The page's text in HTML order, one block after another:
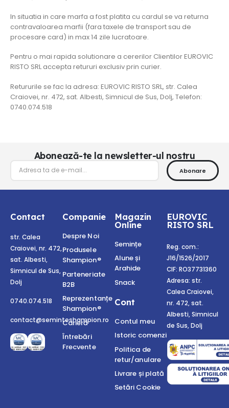
In situatia in care marfa a fost platita cu cardul se va returna
contravaloarea marfii (fara taxele de transport sau de
procesare card) in max 14 zile lucratoare.
Pentru o mai rapida solutionare a cererilor Clientilor EUROVIC
RISTO SRL accepta retururi exclusiv prin curier.
Retururile se fac la adresa: EUROVIC RISTO SRL, str. Calea
Craiovei, nr. 472, sat. Albesti, Simnicul de Sus, Dolj, Telefon:
0740.074.518
Abonează-te la newsletter-ul nostru
Abonare
Contact
str. Calea
Craiovei, nr. 472,
sat. Albesti,
Simnicul de Sus,
Dolj
0740.074.518
contact@seminteshampion.ro
Companie
Despre Noi
Produsele
Shampion®
Parteneriate
B2B
Reprezentanțe
Shampion®
Carieră
Întrebări
Frecvente
Magazin
Online
Semințe
Alune și
Arahide
Snack
Cont
Contul meu
Istoric comenzi
Politica de
retur/anulare
Livrare și plată
Setări Cookie
EUROVIC
RISTO SRL
Reg. com.:
J16/1526/2017
CIF: RO37731360
Adresa: str.
Calea Craiovei,
nr. 472, sat.
Albesti, Simnicul
de Sus, Dolj